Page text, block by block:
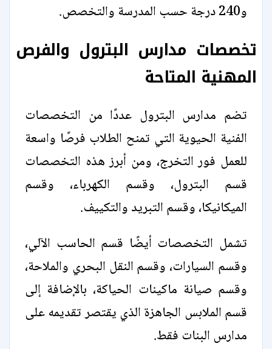
و240 درجة حسب المدرسة والتخصص.
تخصصات مدارس البترول والفرص
المهنية المتاحة
تضم مدارس البترول عددًا من التخصصات
الفنية الحيوية التي تمنح الطلاب فرصًا واسعة
للعمل فور التخرج، ومن أبرز هذه التخصصات
قسم البترول، وقسم الكهرباء، وقسم
الميكانيكا، وقسم التبريد والتكييف.
تشمل التخصصات أيضًا قسم الحاسب الآلي،
وقسم السيارات، وقسم النقل البحري والملاحة،
وقسم صيانة ماكينات الحياكة، بالإضافة إلى
قسم الملابس الجاهزة الذي يقتصر تقديمه على
مدارس البنات فقط.